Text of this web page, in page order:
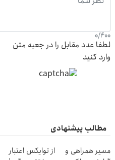
0/400
لطفا عدد مقابل را در جعبه متن
وارد کنید
مطالب پیشنهادی
مسیر همراهی و
از توایکس اعتبار